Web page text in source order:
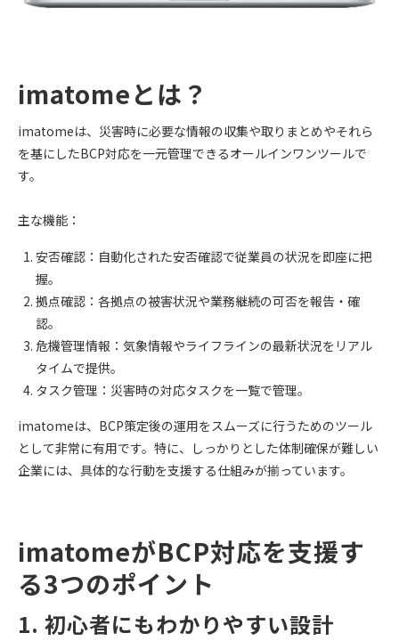
imatomeとは？
imatomeは、災害時に必要な情報の収集や取りまとめやそれら
を基にしたBCP対応を一元管理できるオールインワンツールで
す。
主な機能：
安否確認：自動化された安否確認で従業員の状況を即座に把
握。
拠点確認：各拠点の被害状況や業務継続の可否を報告・確
認。
危機管理情報：気象情報やライフラインの最新状況をリアル
タイムで提供。
タスク管理：災害時の対応タスクを一覧で管理。
imatomeは、BCP策定後の運用をスムーズに行うためのツール
として非常に有用です。特に、しっかりとした体制確保が難しい
企業には、具体的な行動を支援する仕組みが揃っています。
imatomeがBCP対応を支援す
る3つのポイント
1. 初心者にもわかりやすい設計